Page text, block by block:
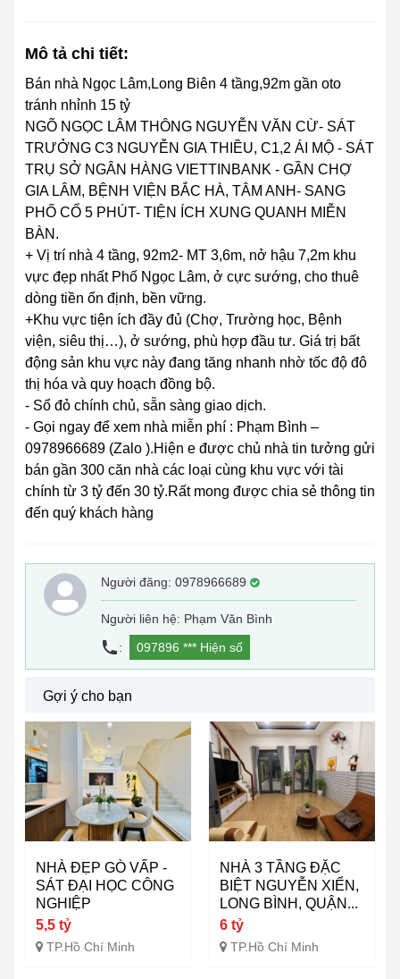
Mô tả chi tiết:
Bán nhà Ngọc Lâm,Long Biên 4 tầng,92m gần oto
tránh nhỉnh 15 tỷ
NGÕ NGỌC LÂM THÔNG NGUYỄN VĂN CỪ- SÁT
TRƯỞNG C3 NGUYỄN GIA THIỀU, C1,2 ÁI MỘ - SÁT
TRỤ SỞ NGÂN HÀNG VIETTINBANK - GẦN CHỢ
GIA LÂM, BỆNH VIỆN BẮC HÀ, TÂM ANH- SANG
PHỐ CỔ 5 PHÚT- TIỆN ÍCH XUNG QUANH MIỄN
BÀN.
+ Vị trí nhà 4 tầng, 92m2- MT 3,6m, nở hậu 7,2m khu
vực đẹp nhất Phố Ngọc Lâm, ở cực sướng, cho thuê
dòng tiền ổn định, bền vững.
+Khu vực tiện ích đầy đủ (Chợ, Trường học, Bệnh
viện, siêu thị…), ở sướng, phù hợp đầu tư. Giá trị bất
động sản khu vực này đang tăng nhanh nhờ tốc độ đô
thị hóa và quy hoạch đồng bộ.
- Sổ đỏ chính chủ, sẵn sàng giao dịch.
- Gọi ngay để xem nhà miễn phí : Phạm Bình –
0978966689 (Zalo ).Hiện e được chủ nhà tin tưởng gửi
bán gần 300 căn nhà các loại cùng khu vực với tài
chính từ 3 tỷ đến 30 tỷ.Rất mong được chia sẻ thông tin
đến quý khách hàng
Người đăng: 0978966689
Người liên hệ: Phạm Văn Bình
:
097896 *** Hiện số
Gợi ý cho bạn
NHÀ ĐẸP GÒ VẤP -
SÁT ĐẠI HỌC CÔNG
NGHIỆP
5,5 tỷ
TP.Hồ Chí Minh
NHÀ 3 TẦNG ĐẶC
BIỆT NGUYỄN XIỂN,
LONG BÌNH, QUẬN...
6 tỷ
TP.Hồ Chí Minh